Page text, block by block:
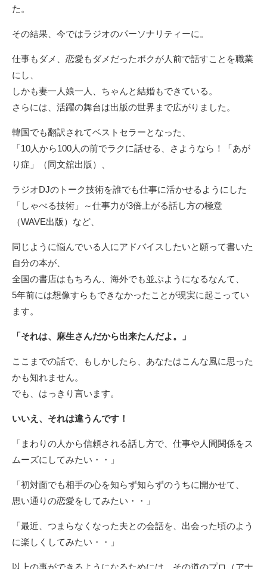
た。
その結果、今ではラジオのパーソナリティーに。
仕事もダメ、恋愛もダメだったボクが人前で話すことを職業
にし、
しかも妻一人娘一人、ちゃんと結婚もできている。
さらには、活躍の舞台は出版の世界まで広がりました。
韓国でも翻訳されてベストセラーとなった、
「10人から100人の前でラクに話せる、さようなら！「あが
り症」（同文舘出版）、
ラジオDJのトーク技術を誰でも仕事に活かせるようにした
「しゃべる技術」～仕事力が3倍上がる話し方の極意
（WAVE出版） など、
同じように悩んでいる人にアドバイスしたいと願って書いた
自分の本が、
全国の書店はもちろん、海外でも並ぶようになるなんて、
5年前には想像すらもできなかったことが現実に起こってい
ます。
「それは、麻生さんだから出来たんだよ。」
ここまでの話で、もしかしたら、あなたはこんな風に思った
かも知れません。
でも、はっきり言います。
いいえ、それは違うんです！
「まわりの人から信頼される話し方で、仕事や人間関係をス
ムーズにしてみたい・・」
「初対面でも相手の心を知らず知らずのうちに開かせて、
思い通りの恋愛をしてみたい・・」
「最近、つまらなくなった夫との会話を、出会った頃のよう
に楽しくしてみたい・・」
以上の事ができるようになるためには、その道のプロ（アナ